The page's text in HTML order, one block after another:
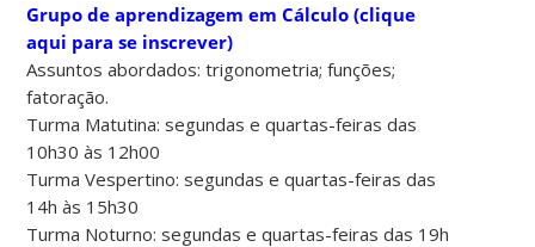
Grupo de aprendizagem em Cálculo (clique
aqui para se inscrever)
Assuntos abordados: trigonometria; funções;
fatoração.
Turma Matutina: segundas e quartas-feiras das
10h30 às 12h00
Turma Vespertino: segundas e quartas-feiras das
14h às 15h30
Turma Noturno: segundas e quartas-feiras das 19h